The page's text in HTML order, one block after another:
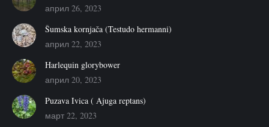
април 26, 2023
Šumska kornjača (Testudo hermanni)
април 22, 2023
Harlequin glorybower
април 20, 2023
Puzava Ivica ( Ajuga reptans)
март 22, 2023